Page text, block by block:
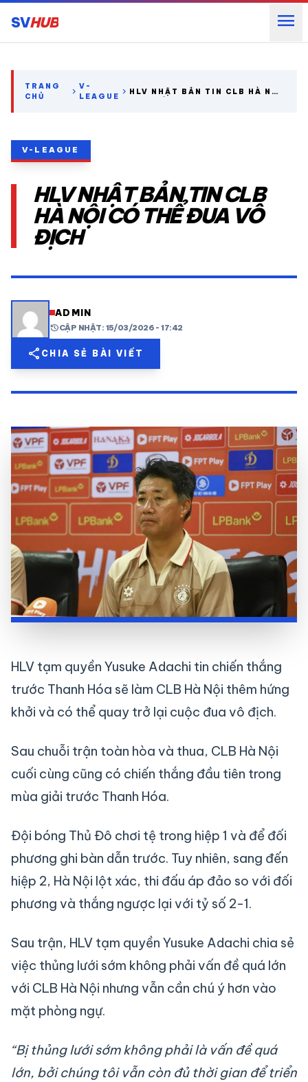
SVHUB menu
THỂ THAO TRONG NƯỚC
THỂ THAO
VIDEO
LỊCH THI ĐẤU
share mail
TRANG
CHỦ
chevron_right V-
LEAGUE chevron_right HLV NHẬT BẢN TIN CLB HÀ NỘI
V-LEAGUE
HLV NHẬT BẢN TIN CLB
HÀ NỘI CÓ THỂ ĐUA VÔ
ĐỊCH
ADMIN
historyCẬP NHẬT: 15/03/2026 - 17:42
share CHIA SẺ BÀI VIẾT
HLV tạm quyền Yusuke Adachi tin chiến thắng
trước Thanh Hóa sẽ làm CLB Hà Nội thêm hứng
khởi và có thể quay trở lại cuộc đua vô địch.
Sau chuỗi trận toàn hòa và thua, CLB Hà Nội
cuối cùng cũng có chiến thắng đầu tiên trong
mùa giải trước Thanh Hóa.
Đội bóng Thủ Đô chơi tệ trong hiệp 1 và để đối
phương ghi bàn dẫn trước. Tuy nhiên, sang đến
hiệp 2, Hà Nội lột xác, thi đấu áp đảo so với đối
phương và thắng ngược lại với tỷ số 2-1.
Sau trận, HLV tạm quyền Yusuke Adachi chia sẻ
việc thủng lưới sớm không phải vấn đề quá lớn
với CLB Hà Nội nhưng vẫn cần chú ý hơn vào
mặt phòng ngự.
“Bị thủng lưới sớm không phải là vấn đề quá
lớn, bởi chúng tôi vẫn còn đủ thời gian để triển